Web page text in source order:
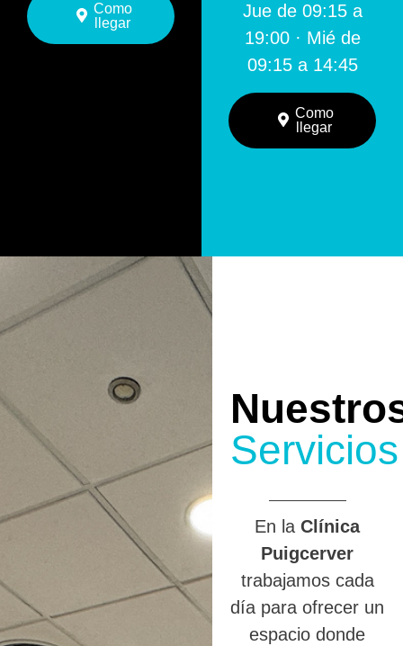
Como
llegar
Jue de 09:15 a
19:00 · Mié de
09:15 a 14:45
Como
llegar
Servicios
En laClínica
Puigcerver
trabajamos cada
día para ofrecer un
espacio donde